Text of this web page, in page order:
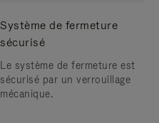
Système de fermeture
sécurisé
Le système de fermeture est
sécurisé par un verrouillage
mécanique.